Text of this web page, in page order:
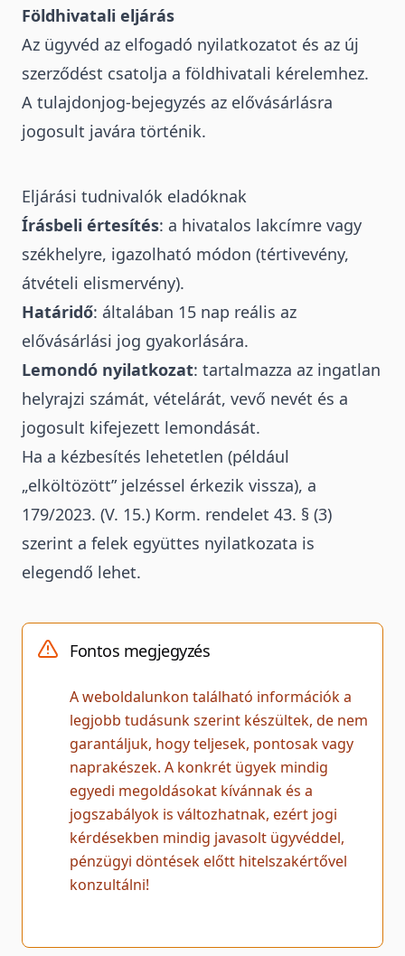
Földhivatali eljárás
Az ügyvéd az elfogadó nyilatkozatot és az új
szerződést csatolja a földhivatali kérelemhez.
A tulajdonjog-bejegyzés az elővásárlásra
jogosult javára történik.
Eljárási tudnivalók eladóknak
Írásbeli értesítés: a hivatalos lakcímre vagy
székhelyre, igazolható módon (tértivevény,
átvételi elismervény).
Határidő: általában 15 nap reális az
elővásárlási jog gyakorlására.
Lemondó nyilatkozat: tartalmazza az ingatlan
helyrajzi számát, vételárát, vevő nevét és a
jogosult kifejezett lemondását.
Ha a kézbesítés lehetetlen (például
„elköltözött” jelzéssel érkezik vissza), a
179/2023. (V. 15.) Korm. rendelet 43. § (3)
szerint a felek együttes nyilatkozata is
elegendő lehet.
Fontos megjegyzés
A weboldalunkon található információk a
legjobb tudásunk szerint készültek, de nem
garantáljuk, hogy teljesek, pontosak vagy
naprakészek. A konkrét ügyek mindig
egyedi megoldásokat kívánnak és a
jogszabályok is változhatnak, ezért jogi
kérdésekben mindig javasolt ügyvéddel,
pénzügyi döntések előtt hitelszakértővel
konzultálni!